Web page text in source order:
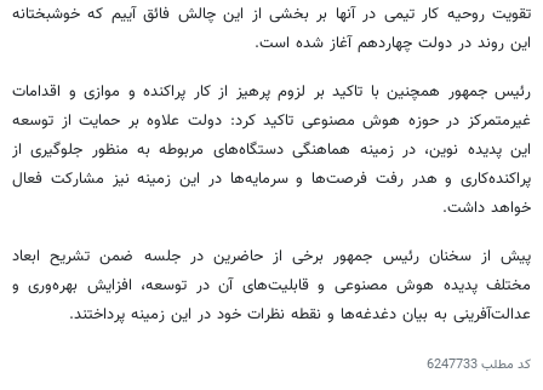
تقویت روحیه کار تیمی در آنها بر بخشی از این چالش فائقآییم که خوشبختانه
این روند در دولت چهاردهم آغاز شده است.
رئیس جمهور همچنین با تاکید بر لزوم پرهیز از کار پراکنده و موازی و اقدامات
غیرمتمرکز در حوزه هوش مصنوعی تاکید کرد: دولت علاوه بر حمایت از توسعه
این پدیده نوین، در زمینه هماهنگی دستگاه‌های مربوطه به منظور جلوگیری از
پراکنده‌کاری و هدر رفت فرصت‌ها و سرمایه‌ها در این زمینه نیز مشارکت فعال
خواهد داشت.
پیش از سخنان رئیس جمهور برخی از حاضرین در جلسه ضمن تشریح ابعاد
مختلف پدیده هوش مصنوعی و قابلیت‌های آن در توسعه، افزایش بهره‌وری و
عدالت‌آفرینی به بیان دغدغه‌ها و نقطه نظرات خود در این زمینه پرداختند.
کد مطلب6247733